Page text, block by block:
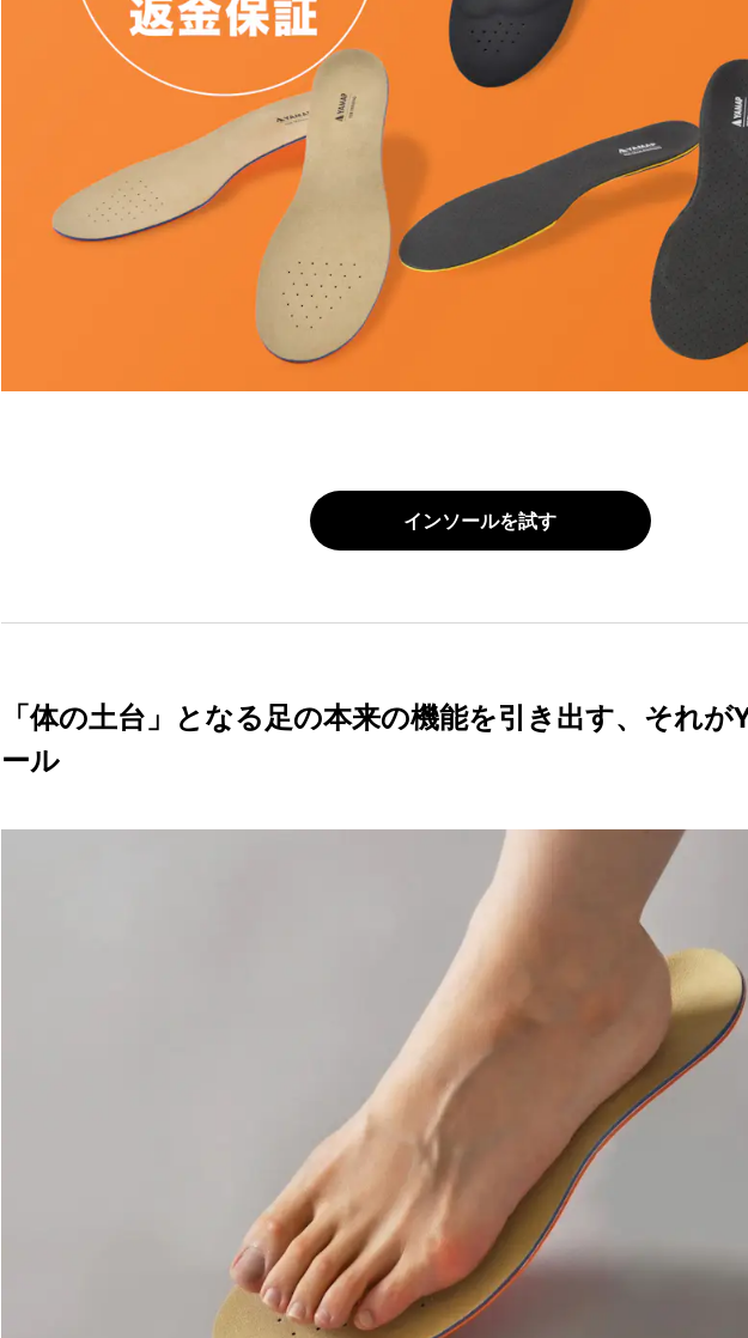
インソールを試す
「体の土台」となる足の本来の機能を引き出す、それ
ール